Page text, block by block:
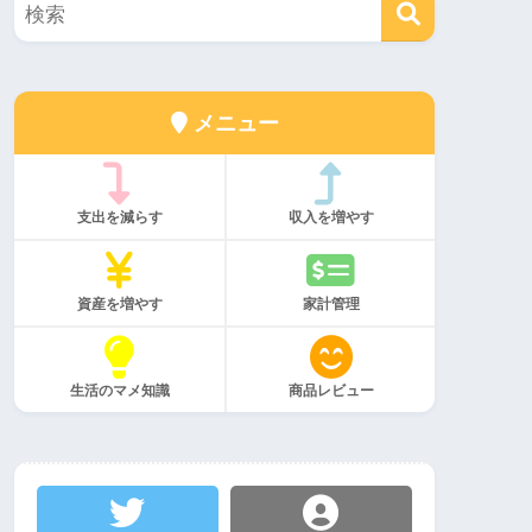
メニュー
支出を減らす 収入を増やす
資産を増やす 家計管理
生活のマメ知識 商品レビュー